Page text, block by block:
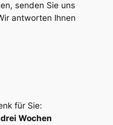
senden Sie uns
antworten Ihnen
für Sie:
Wochen